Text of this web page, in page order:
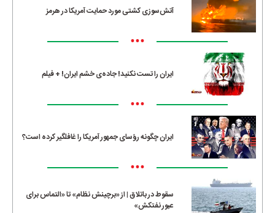
آتش‌سوزی کشتی مورد حمایت آمریکا در هرمز
•••
ایران را تست نکنید! جاده‌ی خشم ایران! + فیلم
•••
ایران چگونه رؤسای جمهور آمریکا را غافلگیر کرده است؟
•••
سقوط در باتلاق | از «برچینش نظام» تا «التماس برای
عبور نفتکش»